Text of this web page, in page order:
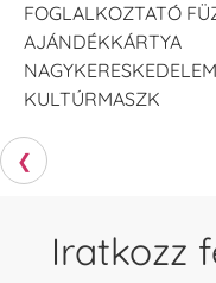
FOGLALKOZTATÓ
AJÁNDÉKKÁRTYA
NAGYKERESKEDELEM
KULTÚRMASZK
❮
Iratkozz